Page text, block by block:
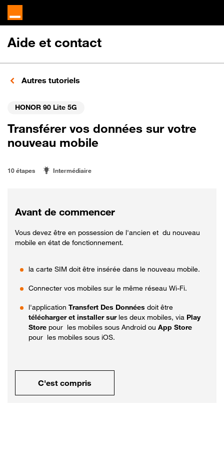
Aide et contact
Autres tutoriels
HONOR 90 Lite 5G
Transférer vos données sur votre
nouveau mobile
10 étapes Intermédiaire
Avant de commencer
Vous devez être en possession de l'ancien et du nouveau
mobile en état de fonctionnement.
la carte SIM doit être insérée dans le nouveau mobile.
Connecter vos mobiles sur le même réseau Wi-Fi.
l'application Transfert Des Données doit être
télécharger et installer sur les deux mobiles, via Play
Store pour les mobiles sous Android ou App Store
pour les mobiles sous iOS.
C'est compris